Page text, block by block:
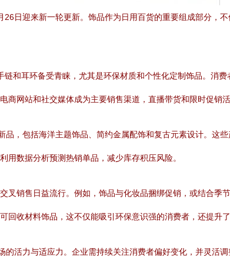
日迎来新一轮更新。饰品作为日用百货的重要组成部分，
和耳环备受青睐，尤其是环保材质和个性化定制饰品。消
网站和社交媒体成为主要销售渠道，直播带货和限时促销活
品，包括海洋主题饰品、简约金属配饰和复古元素设计。这
用数据分析预测热销单品，减少库存积压风险。
叉销售日益流行。例如，饰品与化妆品捆绑促销，或结合
收材料饰品，这不仅能吸引环保意识强的消费者，还提升了
活力与适应力。企业需持续关注消费者偏好变化，并灵活